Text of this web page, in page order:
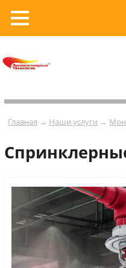
Главная → Наши услуги →